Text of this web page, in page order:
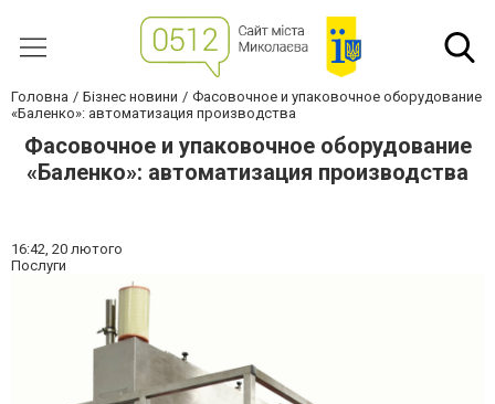
Головна Бізнес новини
Фасовочное и упаковочное оборудование
«Баленко»: автоматизация производства
Фасовочное и упаковочное оборудование
«Баленко»: автоматизация производства
16:42, 20 лютого
Послуги